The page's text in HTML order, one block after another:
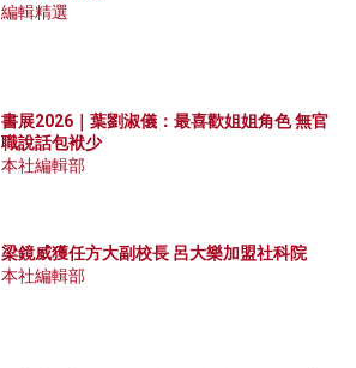
編輯精選
書展2026｜葉劉淑儀：最喜歡姐姐角色 無官
職說話包袱少
本社編輯部
梁鏡威獲任方大副校長 呂大樂加盟社科院
本社編輯部